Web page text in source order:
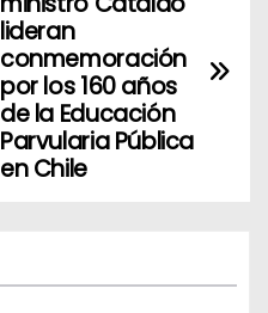
lideran
conmemoración
por los 160 años
de la Educación
Parvularia Pública
en Chile